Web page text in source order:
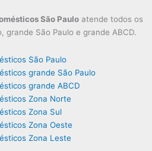
São Paulo atende todos os
grande São Paulo e grande ABCD.
São Paulo
grande São Paulo
grande ABCD
Zona Norte
Zona Sul
Zona Oeste
Zona Leste